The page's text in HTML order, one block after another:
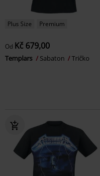
Plus Size Premium
Od Kč 679,00
Templars Sabaton Tričko